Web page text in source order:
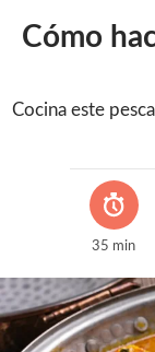
Cómo
Cocina este
35 min